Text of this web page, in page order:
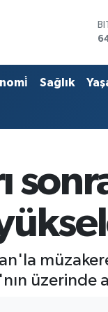
Sağlık
üzerinde